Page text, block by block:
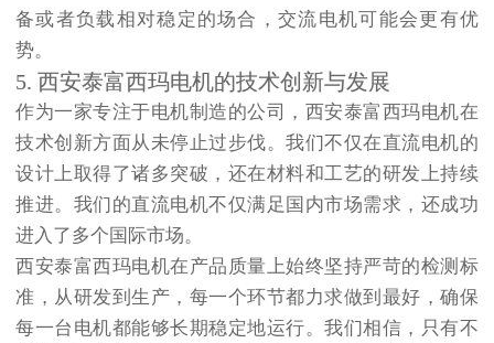
备或者负载相对稳定的场合，交流电机可能会更有优
势。
5. 西安泰富西玛电机的技术创新与发展
作为一家专注于电机制造的公司，西安泰富西玛电机在
技术创新方面从未停止过步伐。我们不仅在直流电机的
设计上取得了诸多突破，还在材料和工艺的研发上持续
推进。我们的直流电机不仅满足国内市场需求，还成功
进入了多个国际市场。
西安泰富西玛电机在产品质量上始终坚持严苛的检测标
准，从研发到生产，每一个环节都力求做到最好，确保
每一台电机都能够长期稳定地运行。我们相信，只有不